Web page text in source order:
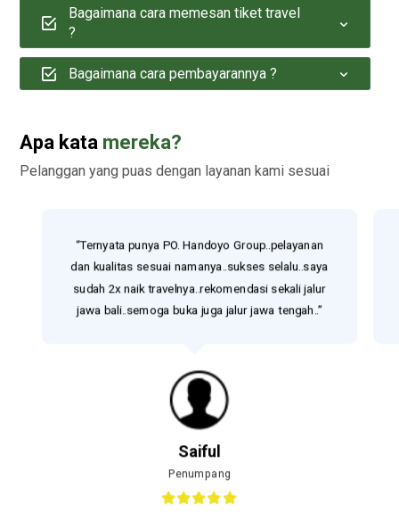
Bagaimana cara memesan tiket travel
?
Bagaimana cara pembayarannya ?
Apa kata mereka?
Pelanggan yang puas dengan layanan kami sesuai
“Ternyata punya PO. Handoyo Group..pelayanan
dan kualitas sesuai namanya..sukses selalu..saya
sudah 2x naik travelnya..rekomendasi sekali jalur
jawa bali..semoga buka juga jalur jawa tengah..”
Saiful
Penumpang